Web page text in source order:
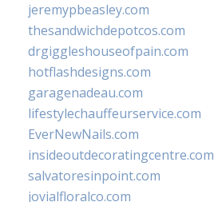
jeremypbeasley.com
thesandwichdepotcos.com
drgiggleshouseofpain.com
hotflashdesigns.com
garagenadeau.com
lifestylechauffeurservice.com
EverNewNails.com
insideoutdecoratingcentre.com
salvatoresinpoint.com
jovialfloralco.com